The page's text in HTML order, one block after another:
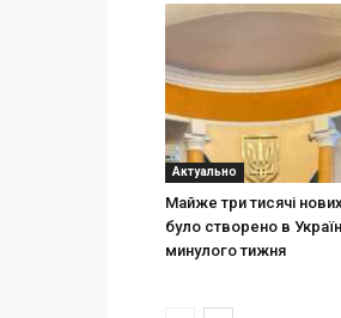
Актуально
Майже три тисячі
було створено в
минулого тижня